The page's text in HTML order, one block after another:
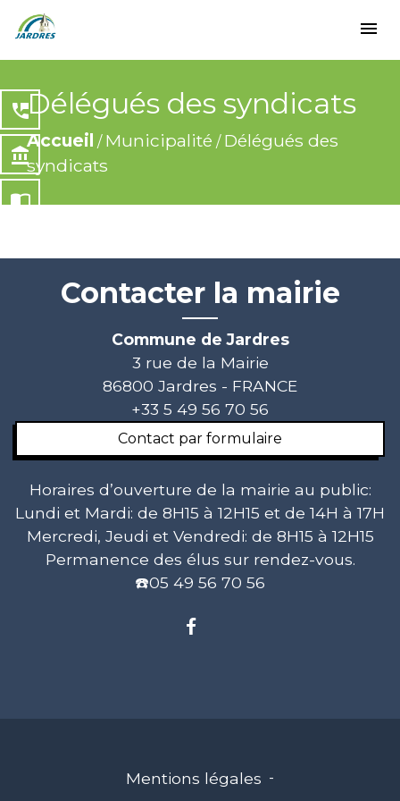
menu
Délégués des syndicats
Accueil / Municipalité / Délégués des
syndicats
perm_phone_msg
account_balance
import_contacts
Contacter la mairie
Commune de Jardres
3 rue de la Mairie
86800 Jardres - FRANCE
+33 5 49 56 70 56
Contact par formulaire
Horaires d’ouverture de la mairie au public:
Lundi et Mardi: de 8H15 à 12H15 et de 14H à 17H
Mercredi, Jeudi et Vendredi: de 8H15 à 12H15
Permanence des élus sur rendez-vous.
☎️05 49 56 70 56
Mentions légales -